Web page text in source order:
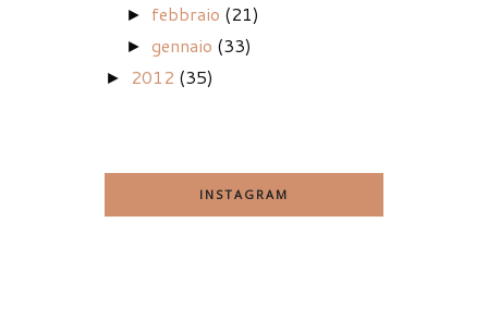
► febbraio (21)
►gennaio (33)
► 2012 (35)
INSTAGRAM